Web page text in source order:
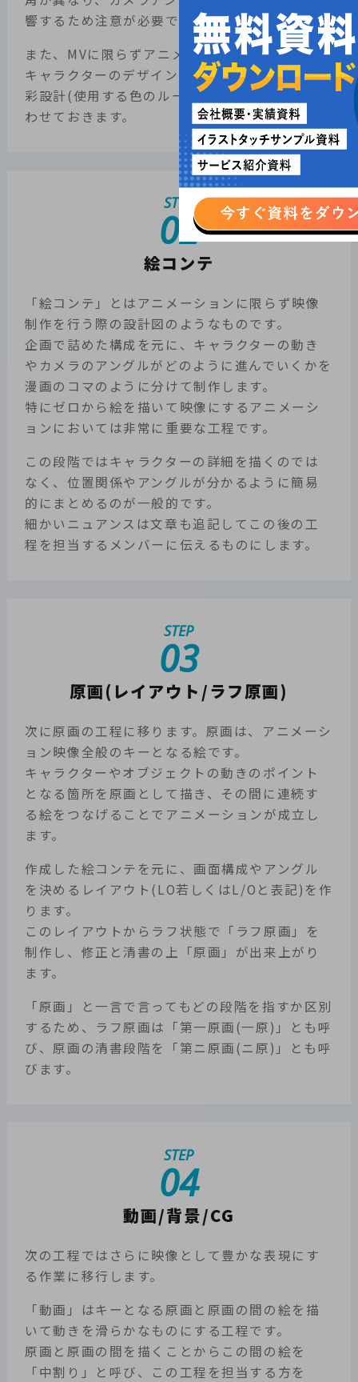
響するため注意が必要です。
また、MVに限らずアニメーション制作に必要な
キャラクターのデザインや背景美術の設定、色
彩設計(使用する色のルール)もこの時点ですり合
わせておきます。
STEP
02
絵コンテ
「絵コンテ」とはアニメーションに限らず映像
制作を行う際の設計図のようなものです。
企画で詰めた構成を元に、キャラクターの動き
やカメラのアングルがどのように進んでいくかを
漫画のコマのように分けて制作します。
特にゼロから絵を描いて映像にするアニメーシ
ョンにおいては非常に重要な工程です。
この段階ではキャラクターの詳細を描くのでは
なく、位置関係やアングルが分かるように簡易
的にまとめるのが一般的です。
細かいニュアンスは文章も追記してこの後の工
程を担当するメンバーに伝えるものにします。
STEP
03
原画(レイアウト/ラフ原画)
次に原画の工程に移ります。原画は、アニメーシ
ョン映像全般のキーとなる絵です。
キャラクターやオブジェクトの動きのポイント
となる箇所を原画として描き、その間に連続す
る絵をつなげることでアニメーションが成立し
ます。
作成した絵コンテを元に、画面構成やアングル
を決めるレイアウト(LO若しくはL/Oと表記)を作
ります。
このレイアウトからラフ状態で「ラフ原画」を
制作し、修正と清書の上「原画」が出来上がり
ます。
「原画」と一言で言ってもどの段階を指すか区別
するため、ラフ原画は「第一原画(一原)」とも呼
び、原画の清書段階を「第ニ原画(ニ原)」とも呼
びます。
STEP
04
動画/背景/CG
次の工程ではさらに映像として豊かな表現にす
る作業に移行します。
「動画」はキーとなる原画と原画の間の絵を描
いて動きを滑らかなものにする工程です。
原画と原画の間を描くことからこの間の絵を
「中割り」と呼び、この工程を担当する方を